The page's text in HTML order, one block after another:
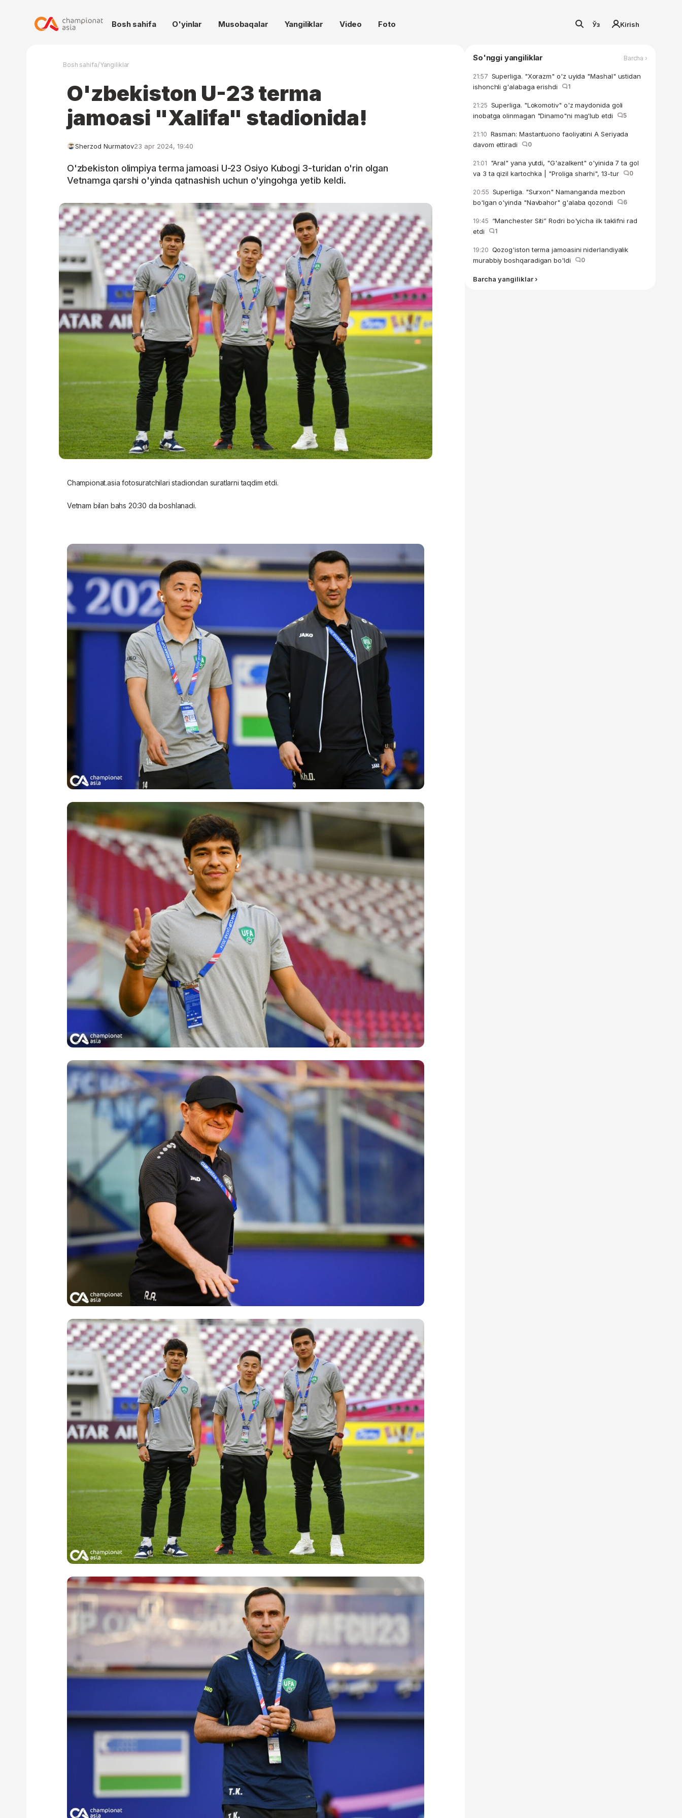
Bosh sahifa O'yinlar Musobaqalar Yangiliklar Video Foto Ўз Kirish
Bosh sahifa/Yangiliklar
O'zbekiston U-23 terma
jamoasi "Xalifa" stadionida!
Sherzod Nurmatov23 apr 2024, 19:40
O'zbekiston olimpiya terma jamoasi U-23 Osiyo Kubogi 3-turidan o'rin olgan
Vetnamga qarshi o'yinda qatnashish uchun o'yingohga yetib keldi.
Championat.asia fotosuratchilari stadiondan suratlarni taqdim etdi.
Vetnam bilan bahs 20:30 da boshlanadi.
So'nggi yangiliklar Barcha ›
21:57 Superliga. "Xorazm" o'z uyida "Mashal" ustidan
ishonchli g'alabaga erishdi
1
21:25 Superliga. "Lokomotiv" o'z maydonida goli
inobatga olinmagan "Dinamo"ni mag'lub etdi
5
21:10 Rasman: Mastantuono faoliyatini A Seriyada
davom ettiradi
0
21:01 "Aral" yana yutdi, "G'azalkent" o'yinida 7 ta gol
va 3 ta qizil kartochka | "Proliga sharhi", 13-tur
0
20:55 Superliga. "Surxon" Namanganda mezbon
bo'lgan o'yinda "Navbahor" g'alaba qozondi
6
19:45 “Manchester Siti” Rodri bo'yicha ilk taklifni rad
etdi
1
19:20 Qozog'iston terma jamoasini niderlandiyalik
murabbiy boshqaradigan bo'ldi
0
Barcha yangiliklar ›